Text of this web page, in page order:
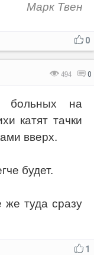
Марк Твен
0
494 0
больных на
катят тачки
вверх.
будет.
туда сразу
1